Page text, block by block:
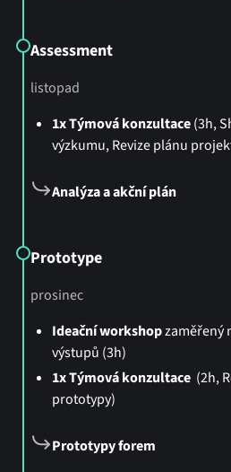
Assessment
listopad
1x Týmová konzultace(3h,
výzkumu, Revize plánu
Analýza a akční plán
Prototype
prosinec
Ideační workshopzaměřený
výstupů (3h)
1x Týmová konzultace (2h,
prototypy)
Prototypy forem